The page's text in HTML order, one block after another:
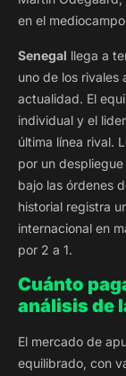
en el
Senegal llega a
uno de los rivales
actualidad. El
individual y el
última línea rival.
por un
bajo las órdenes
historial registra
internacional en
por 2 a 1.
Cuánto
análisis de
El mercado de
equilibrado, con